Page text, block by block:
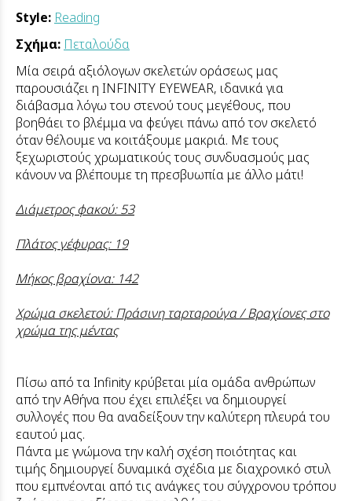
Style: Reading
Σχήμα: Πεταλούδα
Μία σειρά αξιόλογων σκελετών οράσεως μας
παρουσιάζει η INFINITY EYEWEAR, ιδανικά για
διάβασμα λόγω του στενού τους μεγέθους, που
βοηθάει το βλέμμα να φεύγει πάνω από τον σκελετό
όταν θέλουμε να κοιτάξουμε μακριά. Με τους
ξεχωριστούς χρωματικούς τους συνδυασμούς μας
κάνουν να βλέπουμε τη πρεσβυωπία με άλλο μάτι!
Διάμετρος φακού: 53
Πλάτος γέφυρας: 19
Μήκος βραχίονα: 142
Χρώμα σκελετού: Πράσινη ταρταρούγα / Βραχίονες στο
χρώμα της μέντας
Πίσω από τα Ιnfinity κρύβεται μία ομάδα ανθρώπων
από την Αθήνα που έχει επιλέξει να δημιουργεί
συλλογές που θα αναδείξουν την καλύτερη πλευρά του
εαυτού μας.
Πάντα με γνώμονα την καλή σχέση ποιότητας και
τιμής δημιουργεί δυναμικά σχέδια με διαχρονικό στυλ
που εμπνέονται από τις ανάγκες του σύγχρονου τρόπου